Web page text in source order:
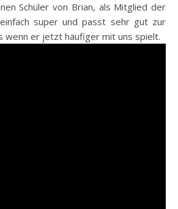
Schüler von Brian, als Mitglied der
super und passt sehr gut zur
wenn er jetzt häufiger mit uns spielt.